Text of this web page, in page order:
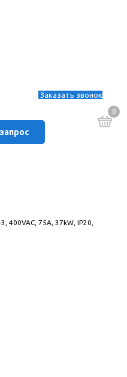
Заказать звонок
0
400VAC, 75A, 37kW, IP20,